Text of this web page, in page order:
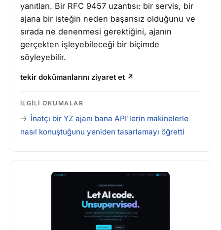
yanıtları. Bir RFC 9457 uzantısı: bir servis, bir
ajana bir isteğin neden başarısız olduğunu ve
sırada ne denenmesi gerektiğini, ajanın
gerçekten işleyebileceği bir biçimde
söyleyebilir.
tekir dokümanlarını ziyaret et ↗
İLGILI OKUMALAR
İnatçı bir YZ ajanı bana API'lerin makinelerle
nasıl konuştuğunu yeniden tasarlamayı öğretti